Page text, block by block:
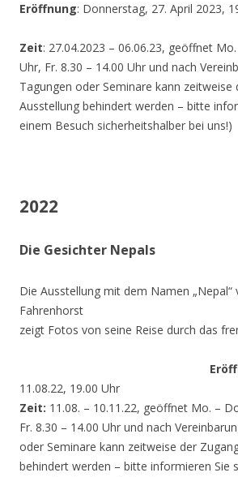
Eröffnung: Donnerstag, 27. April 2023,
Zeit: 27.04.2023 – 06.06.23, geöffnet
Uhr, Fr. 8.30 – 14.00 Uhr und nach
Tagungen oder Seminare kann zeitweise
Ausstellung behindert werden – bitte
einem Besuch sicherheitshalber bei uns!)
2022
Die Gesichter Nepals
Die Ausstellung mit dem Namen
Fahrenhorst
zeigt Fotos von seine Reise durch das
11.08.22, 19.00 Uhr
Zeit: 11.08. – 10.11.22, geöffnet Mo. –
Fr. 8.30 – 14.00 Uhr und nach
oder Seminare kann zeitweise der
behindert werden – bitte informieren Sie